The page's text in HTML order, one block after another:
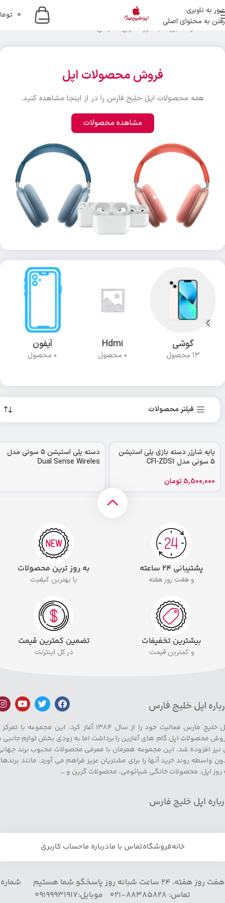
عبور به ناوبری
رفتن به محتوای اصلی
0
خانه محصولات برچسب خورده “پلی استیشن 5”
فروش محصولات اپل
همه محصولات اپل خلیج فارس را در از اینجا مشاهده کنید.
مشاهده محصولات
گوشی
13 محصول
Hdmi
0 محصول
آیفون
0 محصول
فیلتر محصولات
اتمام موجودی
پایه شارژر دسته بازی پلی استیشن
5 سونی مدل CFI-ZDS1
5,500,000تومان
دسته پلی استیشن 5 سونی مدل
Dual Sense Wireles
پشتیبانی ۲۴ ساعته
و هفت روز هفته
به روز ترین محصولات
با بهترین کیفیت
بیشترین تخفیفات
و کمترین قیمت
تضمین کمترین قیمت
در کل اینترنت
اپل خلیج فارس
اپل خلیج فارس فعالیت خود را از سال ۱۳۸۴ آغاز کرد. این مجموعه با
محصولات اپل گام های آغازین را برداشت اما به زودی بخش لوازم جانبی
نیز افزوده شد. این مجموعه همزمان با معرفی محصولات محبوب برند
واسطه روند خرید آنها را برای مشتریان عزیز فراهم می آورد. مانند
روز اپل، محصولات خانگی شیائومی، محصولات گرین و …
اپل خلیج فارس
خانهفروشگاهتماس با مادرباره ماحساب کاربری
هفت روز هفته، 24 ساعت شبانه روز پاسخگو شما هستیم شماره
تماس: 88385828-021 موبایل:09199931917